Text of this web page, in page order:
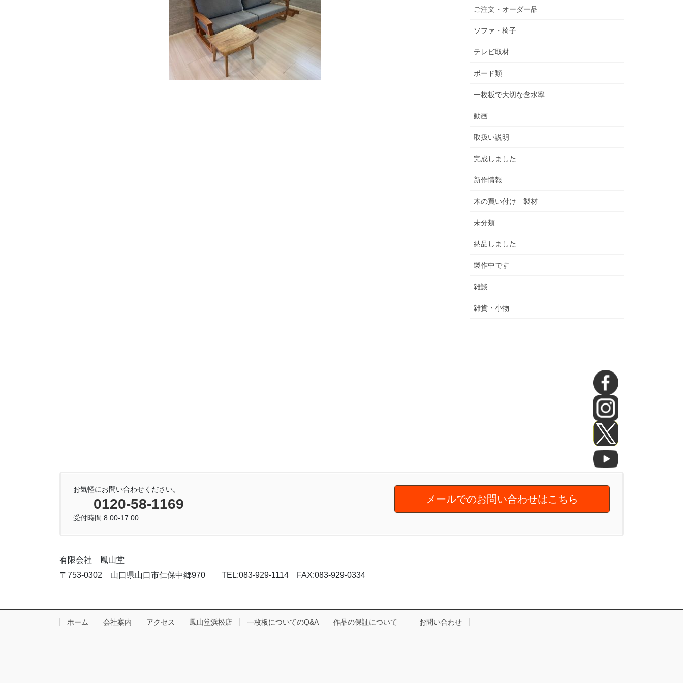
ご注文・オーダー品
ソファ・椅子
テレビ取材
ボード類
一枚板で大切な含水率
動画
取扱い説明
完成しました
新作情報
木の買い付け 製材
未分類
納品しました
製作中です
雑談
雑貨・小物
お気軽にお問い合わせください。
0120-58-1169
受付時間 8:00-17:00
メールでのお問い合わせはこちら
有限会社 鳳山堂
〒753-0302 山口県山口市仁保中郷970 TEL:083-929-1114 FAX:083-929-0334
ホーム 会社案内 アクセス 鳳山堂浜松店 一枚板についてのQ&A 作品の保証について お問い合わせ